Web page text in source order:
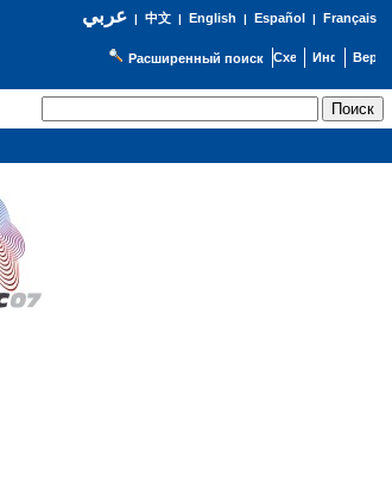
عربي| 中文| English | Español | Français
Расширенный поиск